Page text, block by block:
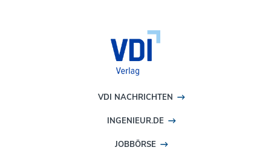
VDI NACHRICHTEN
INGENIEUR.DE
JOBBÖRSE